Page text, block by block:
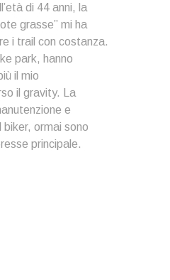
di 44 anni, la
grasse” mi ha
i trail con costanza.
park, hanno
il mio
il gravity. La
e
biker, ormai sono
principale.